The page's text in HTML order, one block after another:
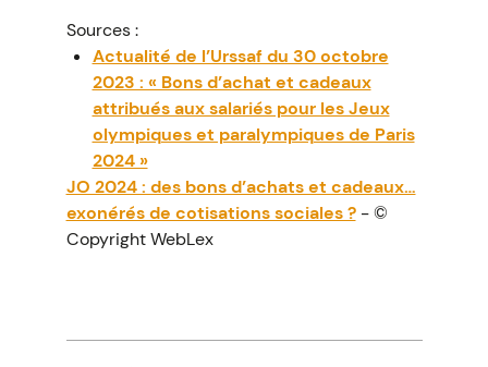
Sources :
Actualité de l’Urssaf du 30 octobre
2023 : « Bons d’achat et cadeaux
attribués aux salariés pour les Jeux
olympiques et paralympiques de Paris
2024 »
JO 2024 : des bons d’achats et cadeaux…
exonérés de cotisations sociales ?- ©
Copyright WebLex